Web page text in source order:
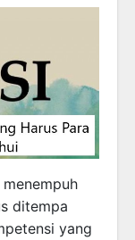
ditempa
yang